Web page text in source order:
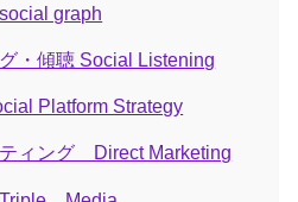
graph
・傾聴 Social Listening
Platform Strategy
ィング Direct Marketing